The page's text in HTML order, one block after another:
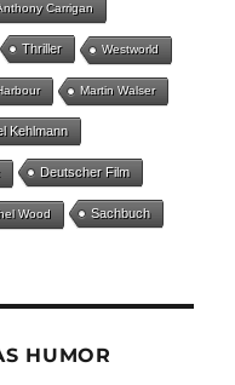
Carrigan
Thriller Westworld
Martin Walser
Kehlmann
Deutscher Film
Wood Sachbuch
HUMOR